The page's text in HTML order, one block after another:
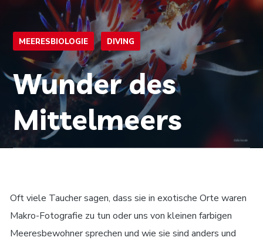
MEERESBIOLOGIE DIVING
Wunder des
Mittelmeers
Oft viele Taucher sagen, dass sie in exotische Orte waren
Makro-Fotografie zu tun oder uns von kleinen farbigen
Meeresbewohner sprechen und wie sie sind anders und